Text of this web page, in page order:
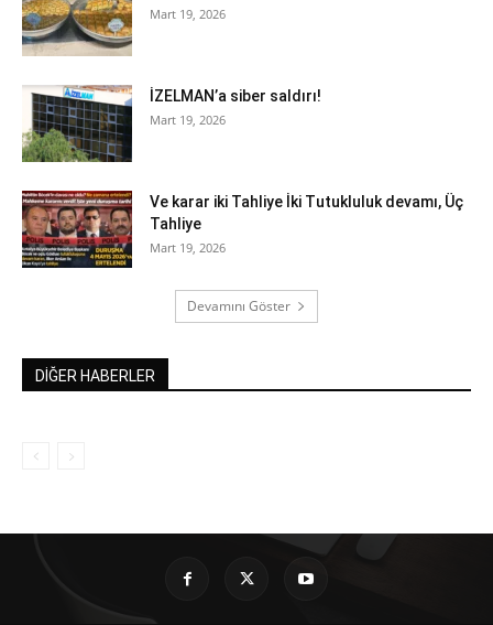
Mart 19, 2026
İZELMAN’a siber saldırı!
Mart 19, 2026
Ve karar iki Tahliye İki Tutukluluk devamı, Üç
Tahliye
Mart 19, 2026
Devamını Göster
DİĞER HABERLER